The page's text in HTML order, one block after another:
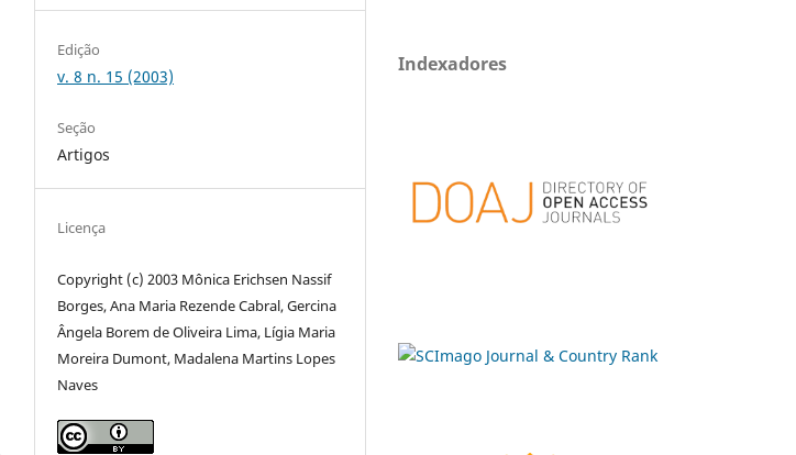
Edição
v. 8 n. 15 (2003)
Seção
Artigos
Licença
Copyright (c) 2003 Mônica Erichsen Nassif
Borges, Ana Maria Rezende Cabral, Gercina
Ângela Borem de Oliveira Lima, Lígia Maria
Moreira Dumont, Madalena Martins Lopes
Naves
Indexadores